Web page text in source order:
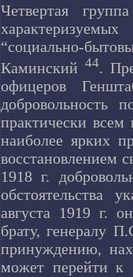
Четвертая
“социально-
Каминский44.
офицеров
добровольность
практически
наиболее ярких
восстановлением
1918 г.
обстоятельства
августа 1919 г.
брату, генералу
принуждению,
может перейти к